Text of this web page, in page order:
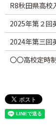
R8秋田県高校
2025年第２回
2024年第三回
〇〇高校定時